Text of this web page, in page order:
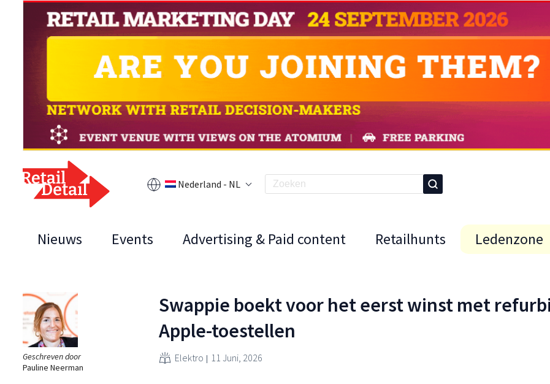
Nederland - NL
Nieuws Events Advertising & Paid content Retailhunts Ledenzone
Geschreven door
Pauline Neerman
Swappie boekt voor het eerst winst met
Apple-toestellen
Elektro 11 Juni, 2026